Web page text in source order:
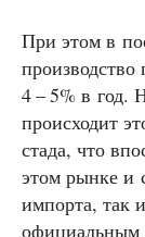
При этом в
4 – 5% в год.
происходит
стада, что
этом рынке и
импорта, так
официальным